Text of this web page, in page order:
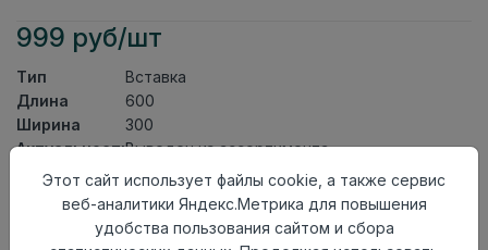
999 руб/шт
Тип
Вставка
Длина
600
Ширина
300
АктуальностьВыведен из ассортимента
Товарная
Керамическая Плитка
9
Этот сайт использует файлы cookie, а также сервис
веб-аналитики Яндекс.Метрика для повышения
удобства пользования сайтом и сбора